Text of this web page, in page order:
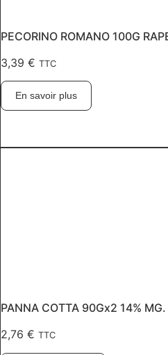
PECORINO ROMANO 100G
3,39 € TTC
En savoir plus
PANNA COTTA 90Gx2 14% MG.
2,76 € TTC